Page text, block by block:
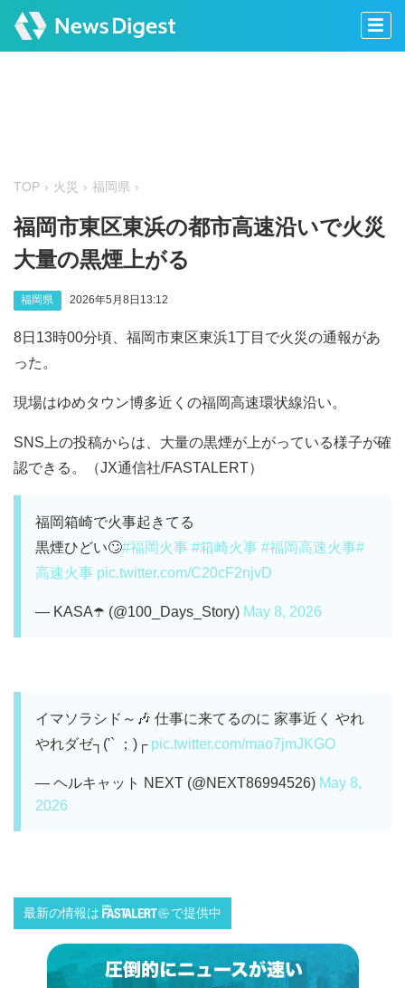
TOP 火災 福岡県
福岡市東区東浜の都市高速沿いで火災
大量の黒煙上がる
福岡県 2026年5月8日13:12
8日13時00分頃、福岡市東区東浜1丁目で火災の通報があ
った。
現場はゆめタウン博多近くの福岡高速環状線沿い。
SNS上の投稿からは、大量の黒煙が上がっている様子が確
認できる。（JX通信社/FASTALERT）
福岡箱崎で火事起きてる
黒煙ひどい🙄#福岡火事 #箱崎火事 #福岡高速火事#
高速火事 pic.twitter.com/C20cF2njvD
— KASA☂️ (@100_Days_Story) May 8, 2026
イマソラシド～🎶 仕事に来てるのに 家事近く やれ
やれダゼ┐('` ；)┌ pic.twitter.com/mao7jmJKGO
— ヘルキャット NEXT (@NEXT86994526) May 8,
2026
最新の情報は で提供中